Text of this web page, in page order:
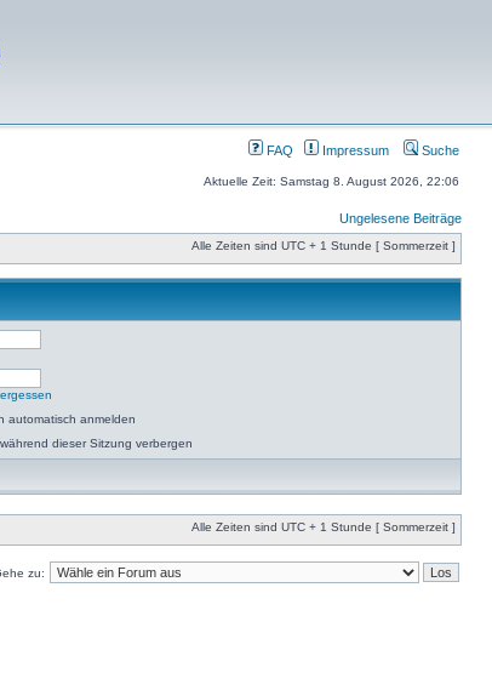
FAQ Impressum Suche
Aktuelle Zeit: Samstag 8. August 2026, 22:06
Ungelesene Beiträge
Alle Zeiten sind UTC + 1 Stunde [ Sommerzeit ]
automatisch anmelden
dieser Sitzung verbergen
Alle Zeiten sind UTC + 1 Stunde [ Sommerzeit ]
zu: